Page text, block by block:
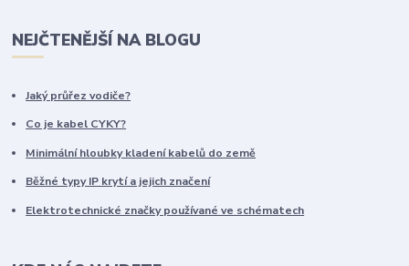
NEJČTENĚJŠÍ NA BLOGU
Jaký průřez vodiče?
Co je kabel CYKY?
Minimální hloubky kladení kabelů do země
Běžné typy IP krytí a jejich značení
Elektrotechnické značky používané ve schématech